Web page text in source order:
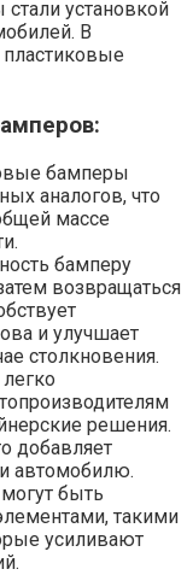
установкой
В
бамперы
аналогов, что
массе
бамперу
возвращаться
и улучшает
столкновения.
решения.
добавляет
автомобилю.
быть
такими
усиливают